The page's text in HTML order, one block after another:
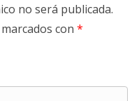
no será publicada.
con *